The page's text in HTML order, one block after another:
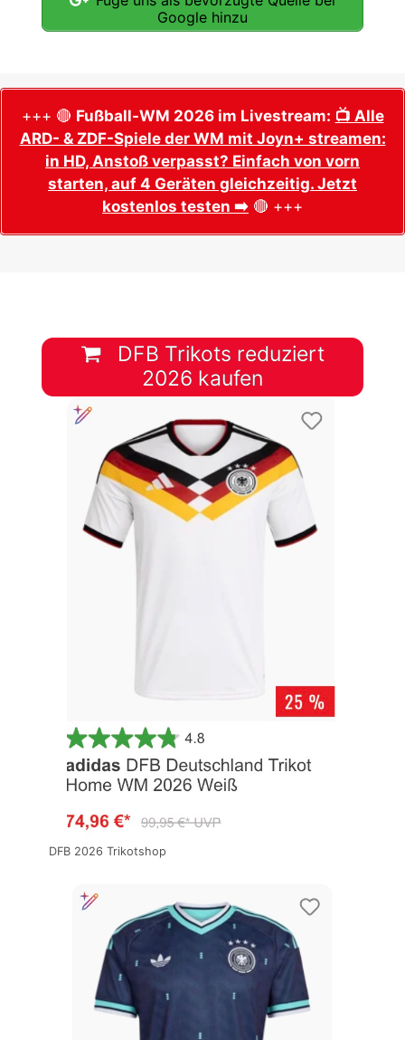
Google hinzu
+++ 🔴 Fußball-WM 2026 im Livestream: 📺 Alle
ARD- & ZDF-Spiele der WM mit Joyn+ streamen:
in HD, Anstoß verpasst? Einfach von vorn
starten, auf 4 Geräten gleichzeitig. Jetzt
kostenlos testen ➡️ 🔴 +++
DFB Trikots reduziert
2026 kaufen
DFB 2026 Trikotshop